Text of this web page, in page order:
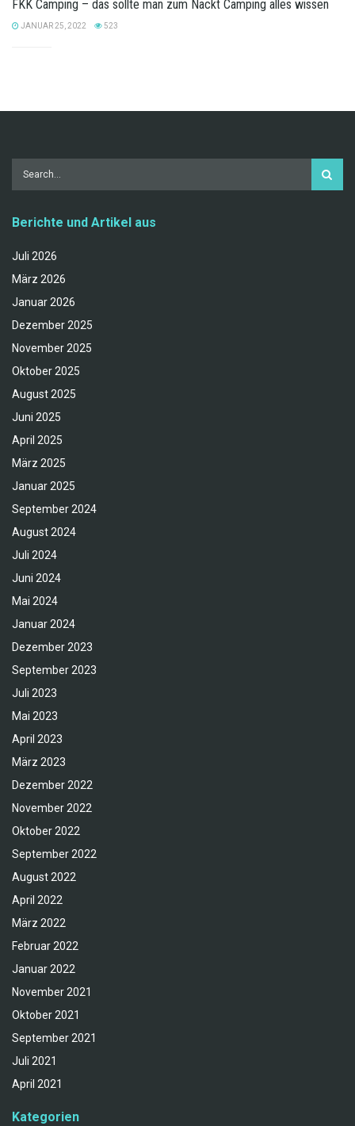
FKK Camping – das sollte man zum Nackt Camping alles wissen
JANUAR 25, 2022 523
Berichte und Artikel aus
Juli 2026
März 2026
Januar 2026
Dezember 2025
November 2025
Oktober 2025
August 2025
Juni 2025
April 2025
März 2025
Januar 2025
September 2024
August 2024
Juli 2024
Juni 2024
Mai 2024
Januar 2024
Dezember 2023
September 2023
Juli 2023
Mai 2023
April 2023
März 2023
Dezember 2022
November 2022
Oktober 2022
September 2022
August 2022
April 2022
März 2022
Februar 2022
Januar 2022
November 2021
Oktober 2021
September 2021
Juli 2021
April 2021
Kategorien